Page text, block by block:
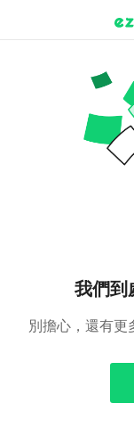
我們到
別擔心，還有更